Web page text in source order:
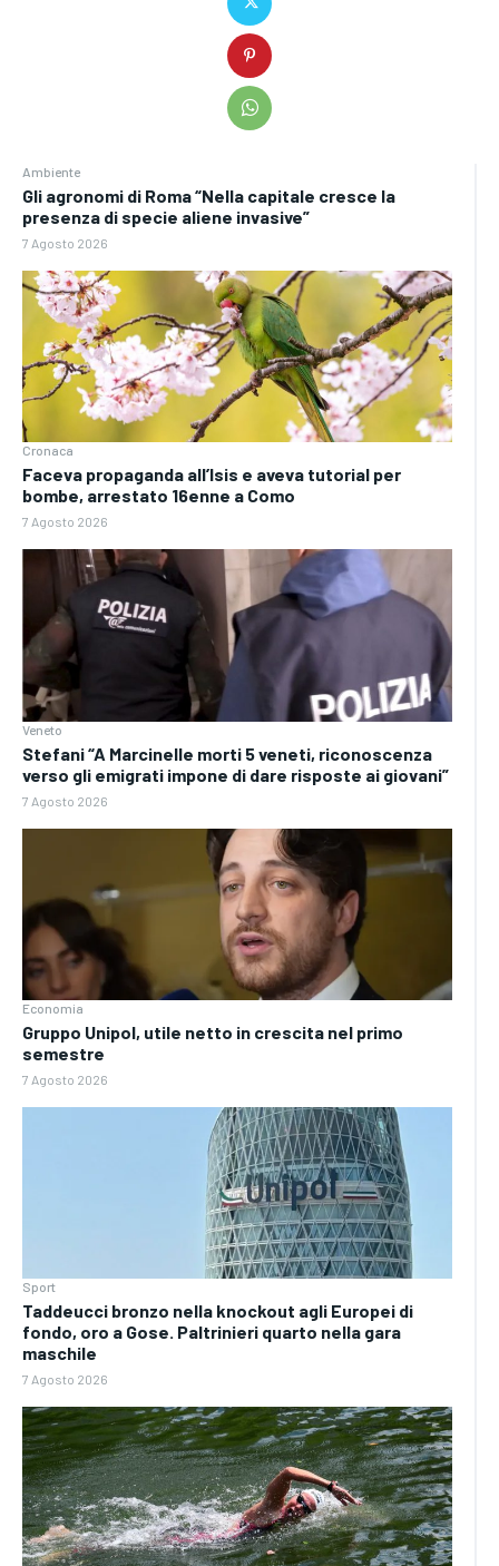
Ambiente
Gli agronomi di Roma “Nella capitale cresce la
presenza di specie aliene invasive”
7 Agosto 2026
Cronaca
Faceva propaganda all’Isis e aveva tutorial per
bombe, arrestato 16enne a Como
7 Agosto 2026
Veneto
Stefani “A Marcinelle morti 5 veneti, riconoscenza
verso gli emigrati impone di dare risposte ai giovani”
7 Agosto 2026
Economia
Gruppo Unipol, utile netto in crescita nel primo
semestre
7 Agosto 2026
Sport
Taddeucci bronzo nella knockout agli Europei di
fondo, oro a Gose. Paltrinieri quarto nella gara
maschile
7 Agosto 2026